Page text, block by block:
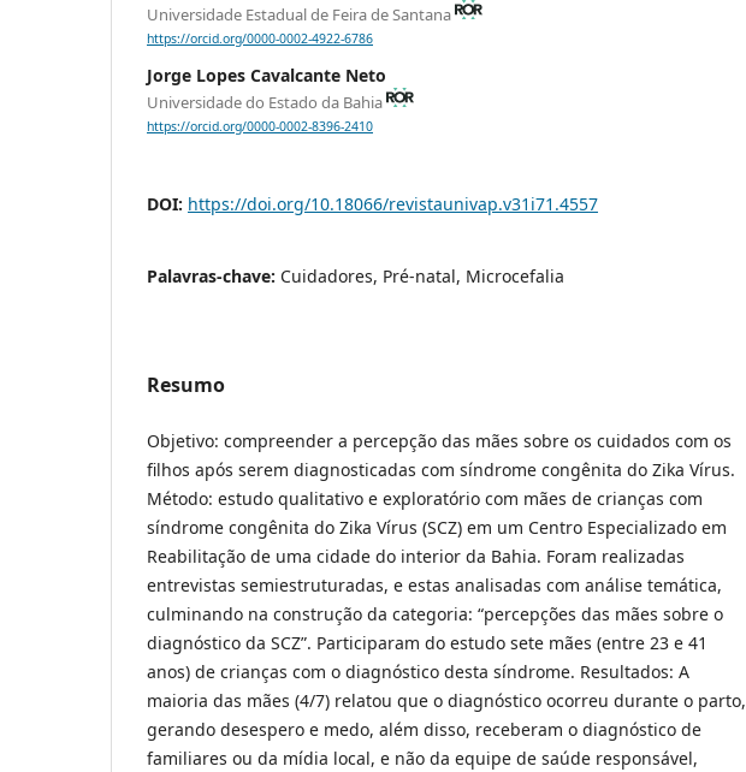
Universidade Estadual de Feira de Santana
https://orcid.org/0000-0002-4922-6786
Jorge Lopes Cavalcante Neto
Universidade do Estado da Bahia
https://orcid.org/0000-0002-8396-2410
DOI: https://doi.org/10.18066/revistaunivap.v31i71.4557
Palavras-chave: Cuidadores, Pré-natal, Microcefalia
Resumo
Objetivo: compreender a percepção das mães sobre os cuidados com os
filhos após serem diagnosticadas com síndrome congênita do Zika Vírus.
Método: estudo qualitativo e exploratório com mães de crianças com
síndrome congênita do Zika Vírus (SCZ) em um Centro Especializado em
Reabilitação de uma cidade do interior da Bahia. Foram realizadas
entrevistas semiestruturadas, e estas analisadas com análise temática,
culminando na construção da categoria: “percepções das mães sobre o
diagnóstico da SCZ”. Participaram do estudo sete mães (entre 23 e 41
anos) de crianças com o diagnóstico desta síndrome. Resultados: A
maioria das mães (4/7) relatou que o diagnóstico ocorreu durante o parto,
gerando desespero e medo, além disso, receberam o diagnóstico de
familiares ou da mídia local, e não da equipe de saúde responsável,